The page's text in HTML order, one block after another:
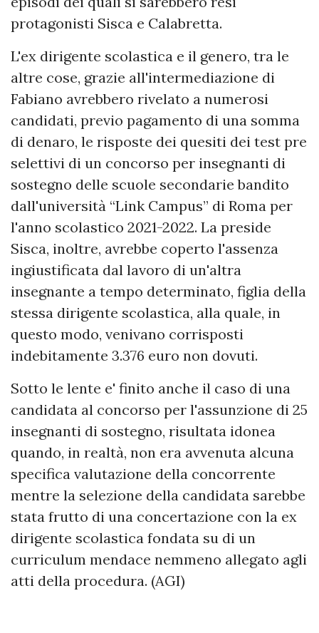
protagonisti Sisca e Calabretta.
L'ex dirigente scolastica e il genero, tra le
altre cose, grazie all'intermediazione di
Fabiano avrebbero rivelato a numerosi
candidati, previo pagamento di una somma
di denaro, le risposte dei quesiti dei test pre
selettivi di un concorso per insegnanti di
sostegno delle scuole secondarie bandito
dall'università “Link Campus” di Roma per
l'anno scolastico 2021-2022. La preside
Sisca, inoltre, avrebbe coperto l'assenza
ingiustificata dal lavoro di un'altra
insegnante a tempo determinato, figlia della
stessa dirigente scolastica, alla quale, in
questo modo, venivano corrisposti
indebitamente 3.376 euro non dovuti.
Sotto le lente e' finito anche il caso di una
candidata al concorso per l'assunzione di 25
insegnanti di sostegno, risultata idonea
quando, in realtà, non era avvenuta alcuna
specifica valutazione della concorrente
mentre la selezione della candidata sarebbe
stata frutto di una concertazione con la ex
dirigente scolastica fondata su di un
curriculum mendace nemmeno allegato agli
atti della procedura. (AGI)